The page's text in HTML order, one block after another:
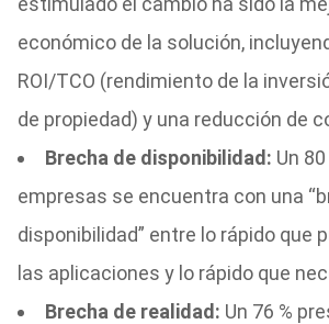
económico de la solución,
ROI/TCO (rendimiento de la
de propiedad) y una reducción de
Brecha de disponibilidad: Un
empresas se encuentra con una
disponibilidad” entre lo rápido que
las aplicaciones y lo rápido que
Brecha de realidad: Un 76 %